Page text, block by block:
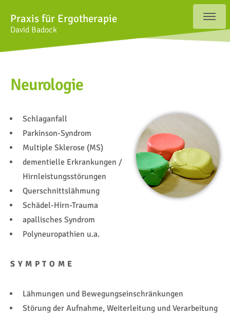
Praxis für Ergotherapie
David Badock
Neurologie
Schlaganfall
Parkinson-Syndrom
Multiple Sklerose (MS)
dementielle Erkrankungen /
Hirnleistungsstörungen
Querschnittslähmung
Schädel-Hirn-Trauma
apallisches Syndrom
Polyneuropathien u.a.
SYMPTOME
Lähmungen und Bewegungseinschränkungen
Störung der Aufnahme, Weiterleitung und Verarbeitung